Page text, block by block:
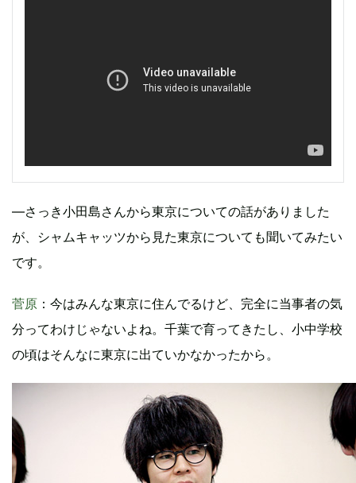
―さっき小田島さんから東京についての話がありました
が、シャムキャッツから見た東京についても聞いてみたい
です。
菅原 ：今はみんな東京に住んでるけど、完全に当事者の気
分ってわけじゃないよね。千葉で育ってきたし、小中学校
の頃はそんなに東京に出ていかなかったから。